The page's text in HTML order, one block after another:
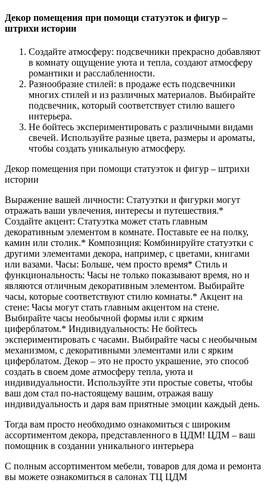
Декор помещения при помощи статуэток и фигур –
штрихи истории
Создайте атмосферу: подсвечники прекрасно добавляют
в комнату ощущение уюта и тепла, создают атмосферу
романтики и расслабленности.
Разнообразие стилей: в продаже есть подсвечники
многих стилей и из различных материалов. Выбирайте
подсвечник, который соответствует стилю вашего
интерьера.
Не бойтесь экспериментировать с различными видами
свечей. Используйте разные цвета, размеры и ароматы,
чтобы создать уникальную атмосферу.
Декор помещения при помощи статуэток и фигур – штрихи
истории
Выражение вашей личности: Статуэтки и фигурки могут
отражать ваши увлечения, интересы и путешествия.*
Создайте акцент: Статуэтка может стать главным
декоративным элементом в комнате. Поставьте ее на полку,
камин или столик.* Композиция: Комбинируйте статуэтки с
другими элементами декора, например, с цветами, книгами
или вазами. Часы: Больше, чем просто время* Стиль и
функциональность: Часы не только показывают время, но и
являются отличным декоративным элементом. Выбирайте
часы, которые соответствуют стилю комнаты.* Акцент на
стене: Часы могут стать главным акцентом на стене.
Выбирайте часы необычной формы или с ярким
циферблатом.* Индивидуальность: Не бойтесь
экспериментировать с часами. Выбирайте часы с необычным
механизмом, с декоративными элементами или с ярким
циферблатом. Декор – это не просто украшение, это способ
создать в своем доме атмосферу тепла, уюта и
индивидуальности. Используйте эти простые советы, чтобы
ваш дом стал по-настоящему вашим, отражая вашу
индивидуальность и даря вам приятные эмоции каждый день.
Тогда вам просто необходимо ознакомиться с широким
ассортиментом декора, представленного в ЦДМ! ЦДМ – ваш
помощник в создании уникального интерьера
С полным ассортиментом мебели, товаров для дома и ремонта
вы можете ознакомиться в салонах ТЦ ЦДМ